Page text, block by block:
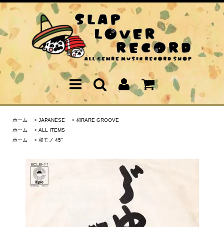
ホーム > JAPANESE > 和RARE GROOVE
ホーム
> ALL ITEMS
ホーム
> 和モノ 45"